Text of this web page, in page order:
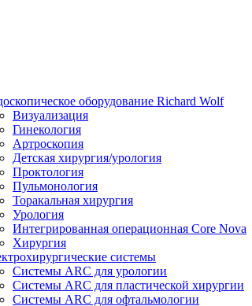
оборудование Richard Wolf
Визуализация
Гинекология
Артроскопия
Детская хирургия/урология
Проктология
Пульмонология
Торакальная хирургия
Урология
Интегрированная операционная Core Nova
Хирургия
системы
Системы ARC для урологии
Системы ARC для пластической хирургии
Системы ARC для офтальмологии